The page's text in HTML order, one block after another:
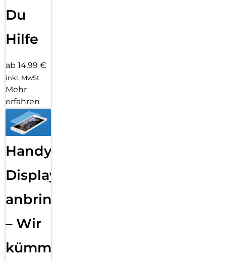
Du
Hilfe
ab 14,99 €
inkl. MwSt.
Mehr
erfahren
Handy
Displayfolie
anbringen
– Wir
kümmern